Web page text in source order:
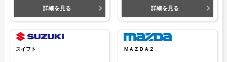
詳細を見る 詳細を見る
スイフト ＭＡＺＤＡ２